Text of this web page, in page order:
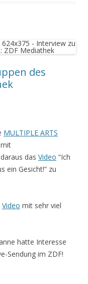
des
MULTIPLE ARTS
das Video “Ich
ein Gesicht!” zu
Video mit sehr viel
hatte Interesse
Sendung im ZDF!